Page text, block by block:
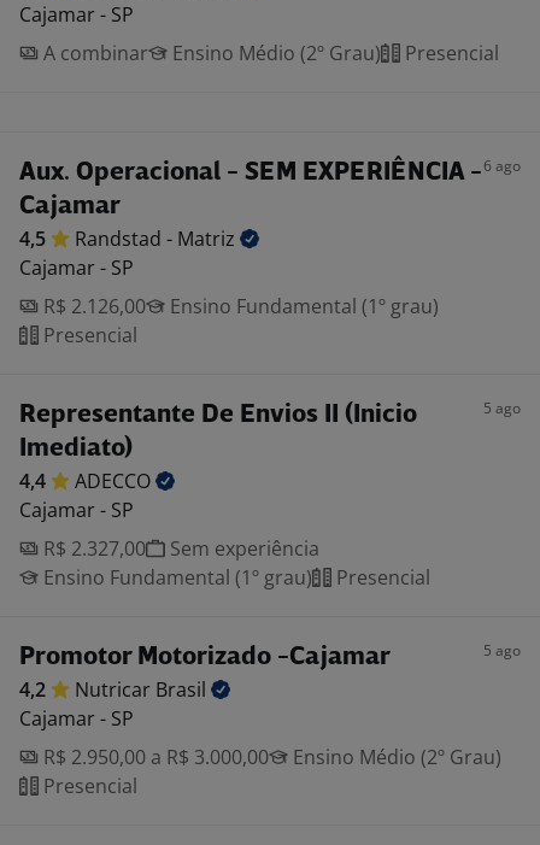
Cajamar - SP
A combinar
Ensino Médio (2º Grau) Presencial
Aux. Operacional - SEM EXPERIÊNCIA -
Cajamar
6 ago
4,5 Randstad - Matriz
Cajamar - SP
R$ 2.126,00
Ensino Fundamental (1º grau)
Presencial
Representante De Envios II (Inicio
Imediato)
5 ago
4,4
ADECCO
Cajamar - SP
R$ 2.327,00
Sem experiência
Ensino Fundamental (1º grau)
Presencial
Promotor Motorizado -Cajamar 5 ago
4,2 Nutricar Brasil
Cajamar - SP
R$ 2.950,00 a R$ 3.000,00
Ensino Médio (2º Grau)
Presencial